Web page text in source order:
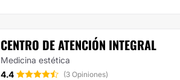
CENTRO DE ATENCIÓN INTEGRAL
Medicina estética
4.4
(3 Opiniones)